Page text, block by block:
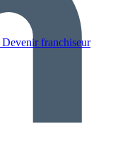
Devenir franchiseur